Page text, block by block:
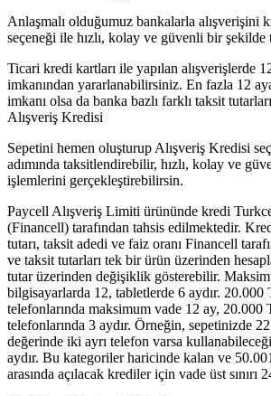
Anlaşmalı olduğumuz bankalarla alışverişini
seçeneği ile hızlı, kolay ve güvenli bir
Ticari kredi kartları ile yapılan alışverişlerde
imkanından yararlanabilirsiniz. En fazla 12
imkanı olsa da banka bazlı farklı taksit
Alışveriş Kredisi
Sepetini hemen oluşturup Alışveriş Kredisi
adımında taksitlendirebilir, hızlı, kolay ve
işlemlerini gerçekleştirebilirsin.
Paycell Alışveriş Limiti ürününde kredi
(Financell) tarafından tahsis edilmektedir.
tutarı, taksit adedi ve faiz oranı Financell
ve taksit tutarları tek bir ürün üzerinden
tutar üzerinden değişiklik gösterebilir.
bilgisayarlarda 12, tabletlerde 6 aydır. 20.000
telefonlarında maksimum vade 12 ay, 20.000
telefonlarında 3 aydır. Örneğin, sepetinizde
değerinde iki ayrı telefon varsa
aydır. Bu kategoriler haricinde kalan ve
arasında açılacak krediler için vade üst sınırı